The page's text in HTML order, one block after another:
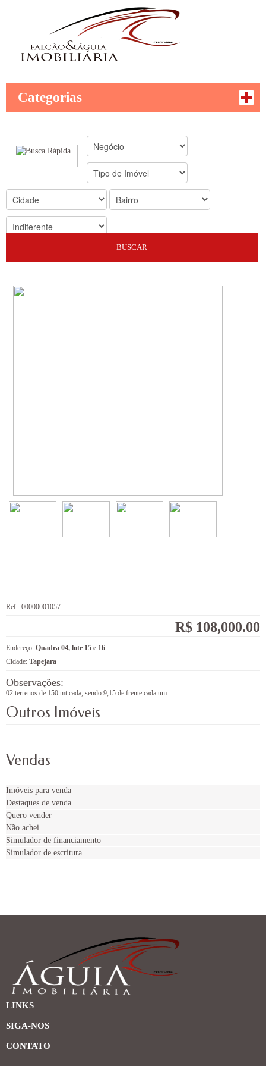
Categorias
Ref.: 00000001057
R$ 108,000.00
Endereço: Quadra 04, lote 15 e 16
Cidade: Tapejara
Observações:
02 terrenos de 150 mt cada, sendo 9,15 de frente cada um.
Outros Imóveis
Vendas
Imóveis para venda
Destaques de venda
Quero vender
Não achei
Simulador de financiamento
Simulador de escritura
LINKS
SIGA-NOS
CONTATO